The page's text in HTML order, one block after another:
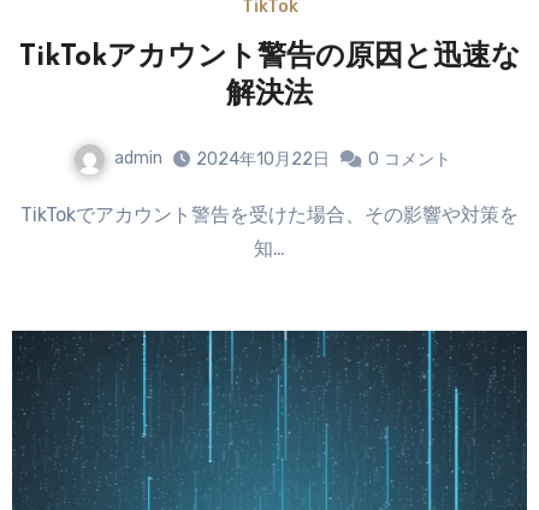
TikTok
TikTokアカウント警告の原因と迅速な
解決法
admin 2024年10月22日 0 コメント
TikTokでアカウント警告を受けた場合、その影響や対策を
知…